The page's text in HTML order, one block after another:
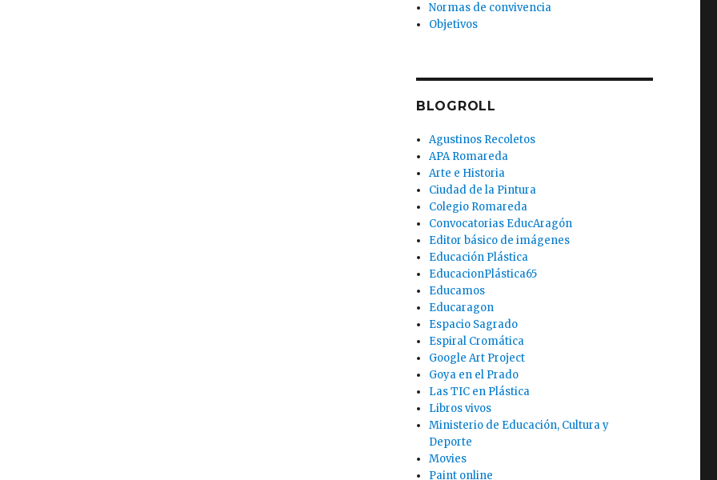
Normas de convivencia
Objetivos
BLOGROLL
Agustinos Recoletos
APA Romareda
Arte e Historia
Ciudad de la Pintura
Colegio Romareda
Convocatorias EducAragón
Editor básico de imágenes
Educación Plástica
EducacionPlástica65
Educamos
Educaragon
Espacio Sagrado
Espiral Cromática
Google Art Project
Goya en el Prado
Las TIC en Plástica
Libros vivos
Ministerio de Educación, Cultura y
Deporte
Movies
Paint online